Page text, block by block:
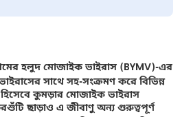
হলুদ মোজাইক ভাইরাস (BYMV)-এর
সাথে সহ-সংক্রমণ করে বিভিন্ন
কুমড়ার মোজাইক ভাইরাস
ছাড়াও এ জীবাণু অন্য গুরুত্বপূর্ণ